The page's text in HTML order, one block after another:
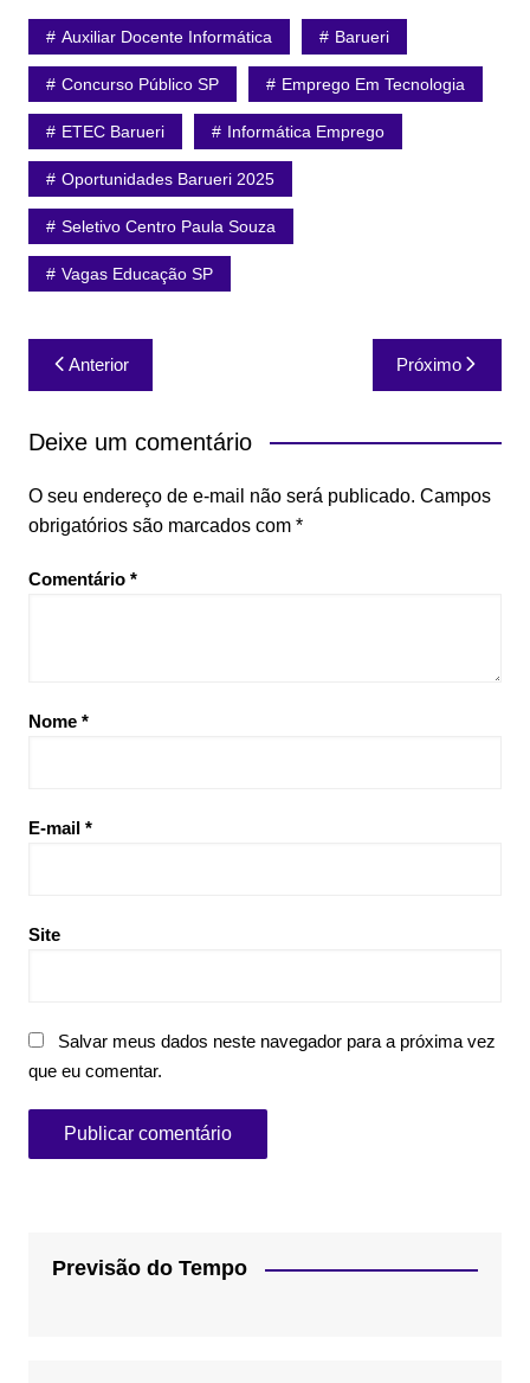
Auxiliar Docente Informática Barueri
Concurso Público SP Emprego Em Tecnologia
ETEC Barueri Informática Emprego
Oportunidades Barueri 2025
Seletivo Centro Paula Souza
Vagas Educação SP
Navegação
de
Post
Anterior Próximo
Deixe um comentário
O seu endereço de e-mail não será publicado. Campos
obrigatórios são marcados com *
Comentário *
Nome *
E-mail *
Site
Salvar meus dados neste navegador para a próxima vez
que eu comentar.
Previsão do Tempo